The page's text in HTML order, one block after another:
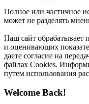
Полное или частичное
может не разделять
Наш сайт обрабатывает
и оценивающих
даете согласие на
файлах Cookies.
путем использования
Welcome Back!